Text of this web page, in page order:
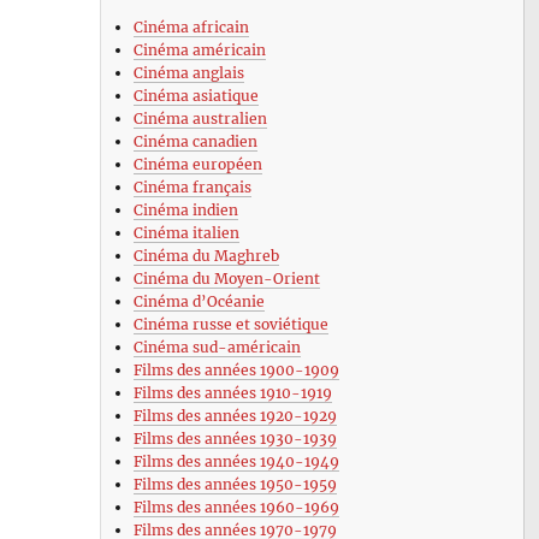
Cinéma africain
Cinéma américain
Cinéma anglais
Cinéma asiatique
Cinéma australien
Cinéma canadien
Cinéma européen
Cinéma français
Cinéma indien
Cinéma italien
Cinéma du Maghreb
Cinéma du Moyen-Orient
Cinéma d’Océanie
Cinéma russe et soviétique
Cinéma sud-américain
Films des années 1900-1909
Films des années 1910-1919
Films des années 1920-1929
Films des années 1930-1939
Films des années 1940-1949
Films des années 1950-1959
Films des années 1960-1969
Films des années 1970-1979